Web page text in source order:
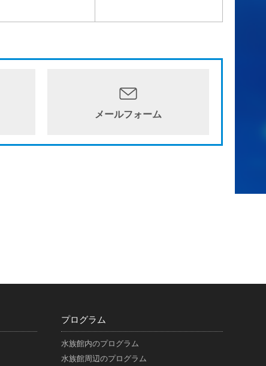
メールフォーム
プログラム
水族館内のプログラム
水族館周辺のプログラム